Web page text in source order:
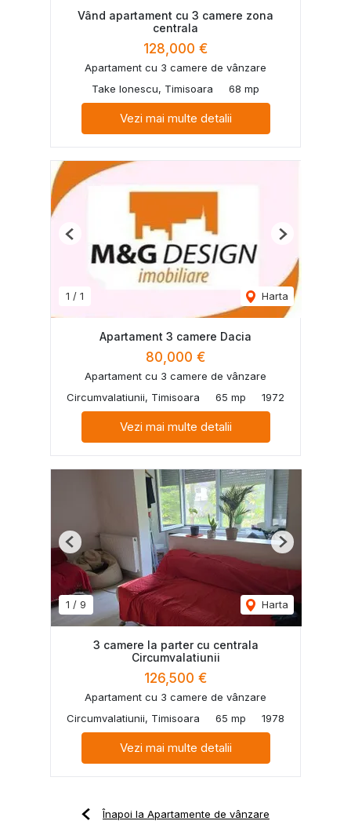
Vând apartament cu 3 camere zona
centrala
128,000 €
Apartament cu 3 camere de vânzare
Take Ionescu, Timisoara
68 mp
Vezi mai multe detalii
1 / 1 Harta
Previous Next
Apartament 3 camere Dacia
80,000 €
Apartament cu 3 camere de vânzare
Circumvalatiunii, Timisoara
65 mp 1972
Vezi mai multe detalii
1 / 9 Harta
Previous Next
3 camere la parter cu centrala
Circumvalatiunii
126,500 €
Apartament cu 3 camere de vânzare
Circumvalatiunii, Timisoara
65 mp 1978
Vezi mai multe detalii
Înapoi la Apartamente de vânzare